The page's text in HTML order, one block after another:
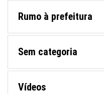
Rumo à prefeitura
Sem categoria
Vídeos